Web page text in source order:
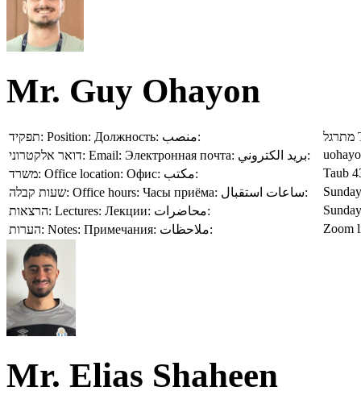
Mr. Guy Ohayon
תפקיד: Position: Должность: منصب: מתרגל
דואר אלקטרוני: Email: Электронная почта: بريد الكتروني:
משרד: Office location: Офис: مكتب:
Taub
שעות קבלה: Office hours: Часы приёма: ساعات استقبال:
הרצאות: Lectures: Лекции: محاضرات:
הערות: Notes: Примечания: ملاحظات: Zoom
Mr. Elias Shaheen